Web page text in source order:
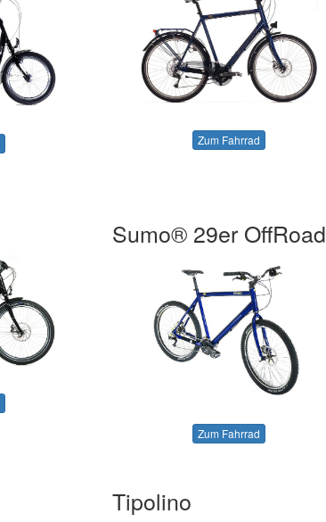
Zum Fahrrad
Sumo® 29er OffRoad
Zum Fahrrad
Tipolino